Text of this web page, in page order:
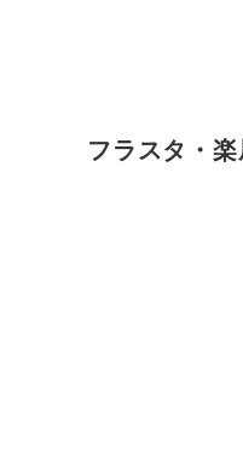
フラスタ・